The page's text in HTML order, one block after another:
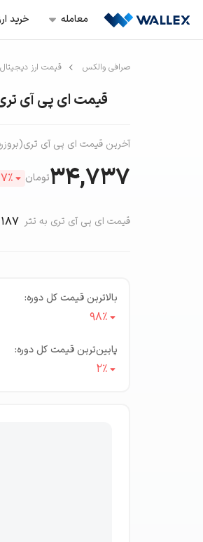
معامله‌ خرید
صرافی والکس قیمت ارز دیجیتال
قیمت ای پی آی
آخرین قیمت ای پی آی تری
34,737تومان ٪
قیمت ای پی آی تری به تتر
بالاترین قیمت کل دوره:
٪98
پایین‌ترین قیمت کل دوره:
٪2